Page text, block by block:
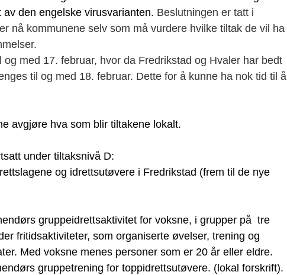
den engelske virusvarianten. Beslutningen er tatt i
nå kommunene selv som må vurdere hvilke tiltak de vil ha
med 17. februar, hvor da Fredrikstad og Hvaler har bedt
til og med 18. februar. Dette for å kunne ha nok tid til å
avgjøre hva som blir tiltakene lokalt.
under tiltaksnivå D:
gruppeidrettsaktivitet for voksne, i grupper på  tre
fritidsaktiviteter, som organiserte øvelser, trening og
Med voksne menes personer som er 20 år eller eldre.
gruppetrening for toppidrettsutøvere. (lokal forskrift).